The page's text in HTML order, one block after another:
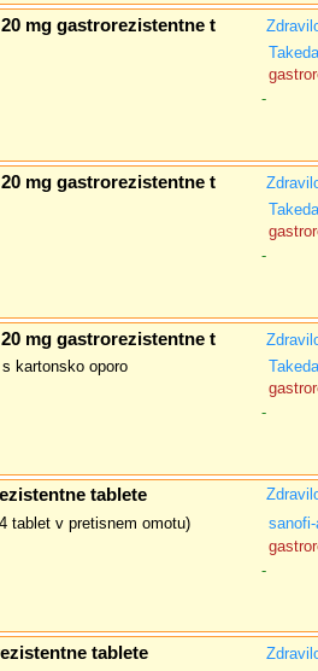
mg gastrorezistentne t
-
mg gastrorezistentne t
-
mg gastrorezistentne t
kartonsko oporo
-
tablete
tablet v pretisnem omotu)
-
tablete